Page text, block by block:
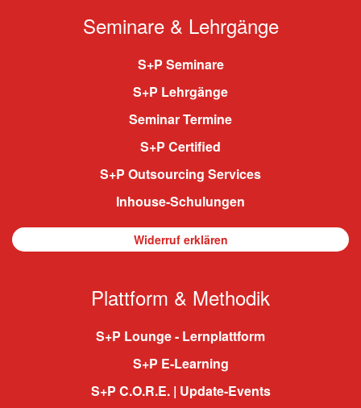
Seminare & Lehrgänge
S+P Seminare
S+P Lehrgänge
Seminar Termine
S+P Certified
S+P Outsourcing Services
Inhouse-Schulungen
Widerruf erklären
Plattform & Methodik
S+P Lounge - Lernplattform
S+P E-Learning
S+P C.O.R.E. | Update-Events